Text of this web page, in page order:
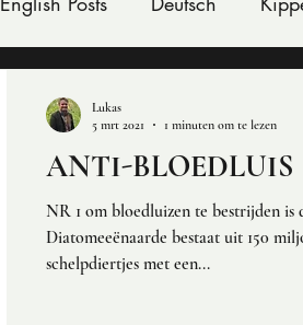
ANTI-BLOEDLUIS
NR 1 om bloedluizen te bestrijden is
Diatomeeënaarde bestaat uit 150
schelpdiertjes met een...
Lukas
5 mrt 2021
1 minuten om te lezen